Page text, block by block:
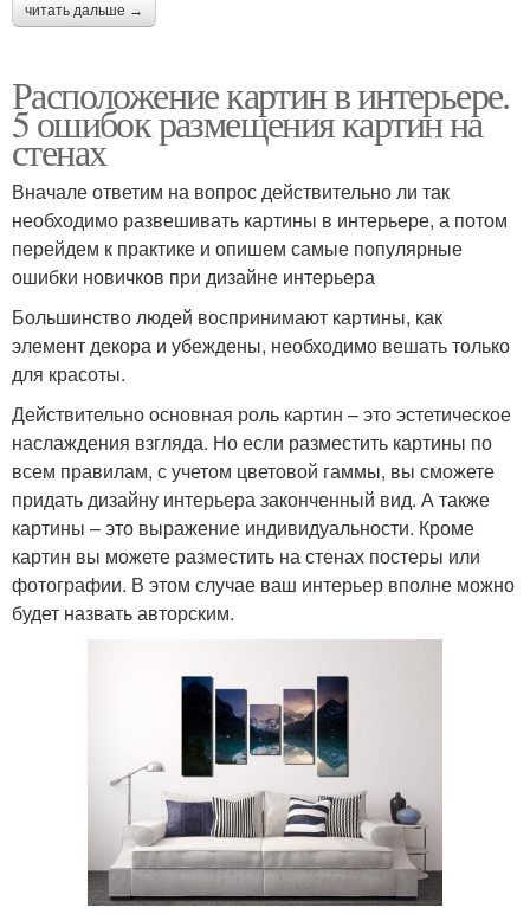
читать дальше →
Расположение картин в интерьере.
5 ошибок размещения картин на
стенах
Вначале ответим на вопрос действительно ли так
необходимо развешивать картины в интерьере, а потом
перейдем к практике и опишем самые популярные
ошибки новичков при дизайне интерьера
Большинство людей воспринимают картины, как
элемент декора и убеждены, необходимо вешать только
для красоты.
Действительно основная роль картин – это эстетическое
наслаждения взгляда. Но если разместить картины по
всем правилам, с учетом цветовой гаммы, вы сможете
придать дизайну интерьера законченный вид. А также
картины – это выражение индивидуальности. Кроме
картин вы можете разместить на стенах постеры или
фотографии. В этом случае ваш интерьер вполне можно
будет назвать авторским.